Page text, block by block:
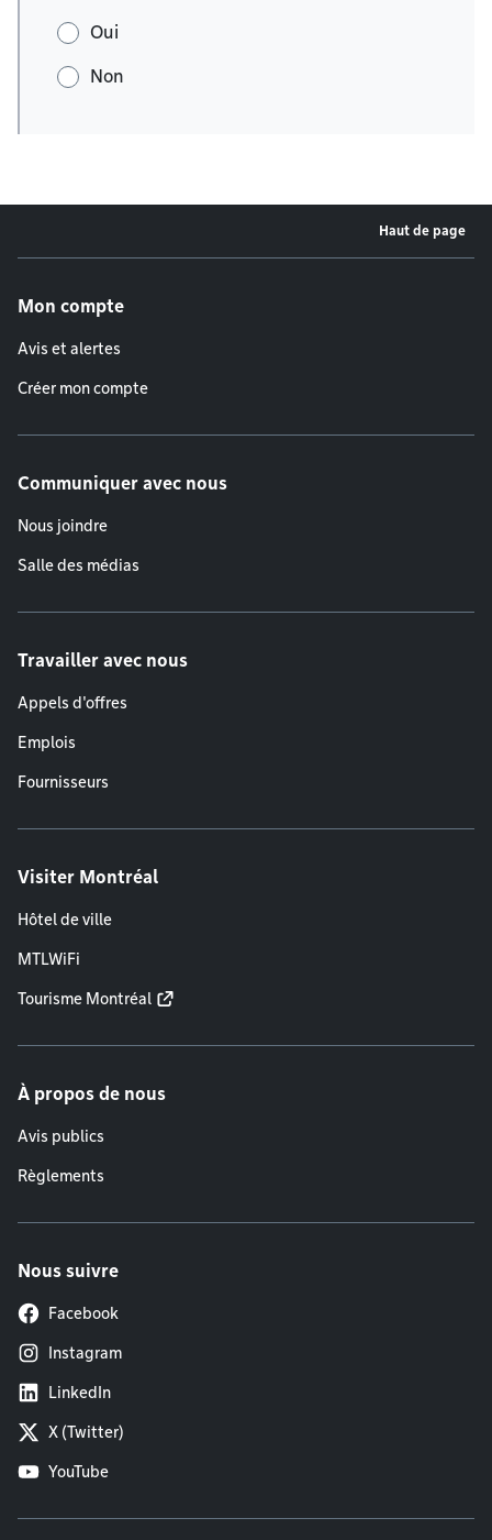
Oui
Non
Haut de page
Mon compte
Avis et alertes
Créer mon compte
Communiquer avec nous
Nous joindre
Salle des médias
Travailler avec nous
Appels d'offres
Emplois
Fournisseurs
Visiter Montréal
Hôtel de ville
MTLWiFi
Tourisme Montréal
À propos de nous
Avis publics
Règlements
Nous suivre
Facebook
Instagram
LinkedIn
X (Twitter)
YouTube